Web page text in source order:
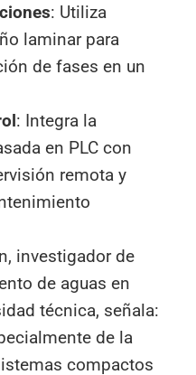
: Utiliza
laminar para
de fases en un
: Integra la
en PLC con
remota y
investigador de
de aguas en
técnica, señala:
de la
compactos